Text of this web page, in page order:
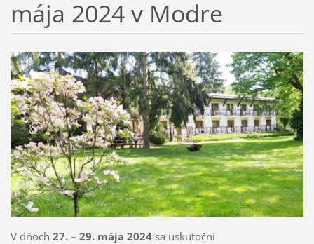
mája 2024 v Modre
V dňoch 27. – 29. mája 2024sa uskutoční